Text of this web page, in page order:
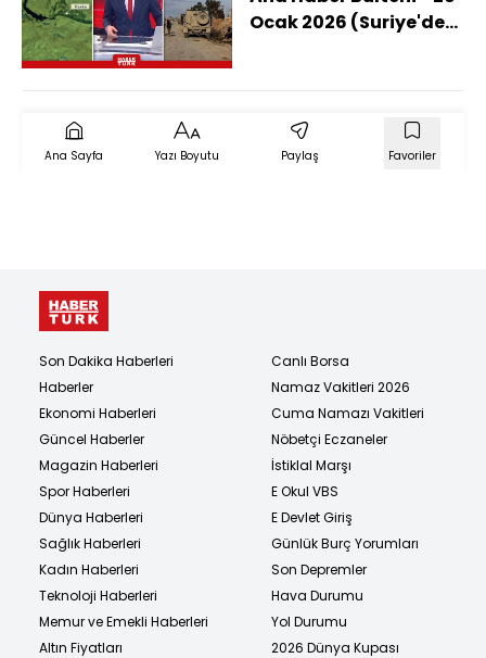
Ocak 2026 (Suriye'de
Ana Sayfa Yazı Boyutu Paylaş Favoriler
Son Dakika Haberleri
Haberler
Ekonomi Haberleri
Güncel Haberler
Magazin Haberleri
Spor Haberleri
Dünya Haberleri
Sağlık Haberleri
Kadın Haberleri
Teknoloji Haberleri
Memur ve Emekli Haberleri
Altın Fiyatları
Canlı Borsa
Namaz Vakitleri 2026
Cuma Namazı Vakitleri
Nöbetçi Eczaneler
İstiklal Marşı
E Okul VBS
E Devlet Giriş
Günlük Burç Yorumları
Son Depremler
Hava Durumu
Yol Durumu
2026 Dünya Kupası